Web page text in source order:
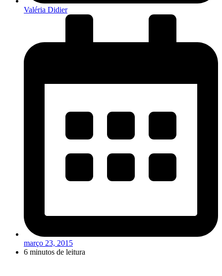
Valéria Didier
março 23, 2015
6 minutos de leitura